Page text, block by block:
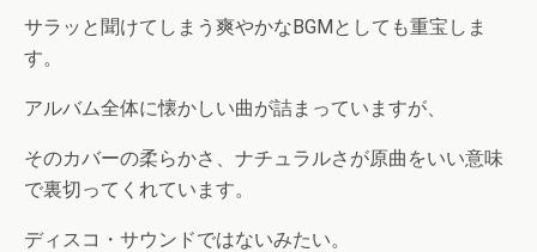
サラッと聞けてしまう爽やかなBGMとしても重宝しま
す。
アルバム全体に懐かしい曲が詰まっていますが、
そのカバーの柔らかさ、ナチュラルさが原曲をいい意味
で裏切ってくれています。
ディスコ・サウンドではないみたい。